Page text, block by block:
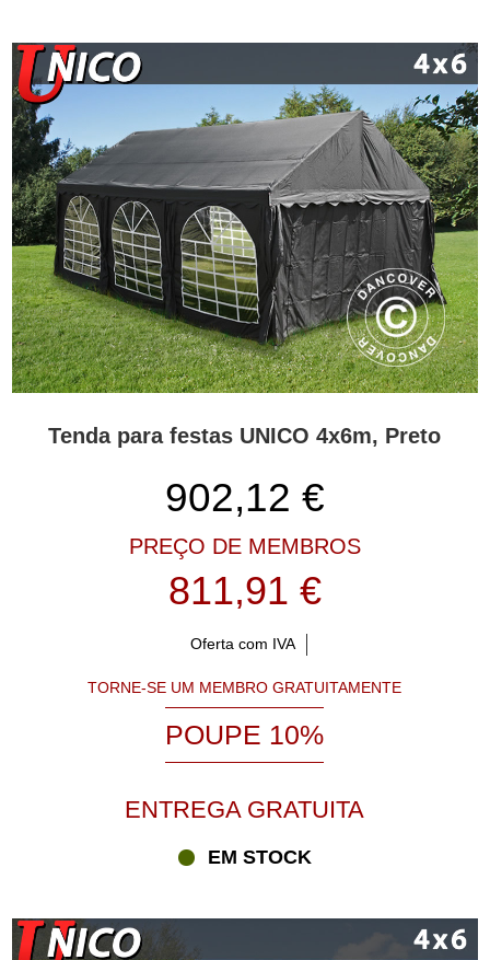
Tenda para festas UNICO 4x6m, Preto
902,12 €
PREÇO DE MEMBROS
811,91 €
Oferta com IVA
TORNE-SE UM MEMBRO GRATUITAMENTE
POUPE 10%
ENTREGA GRATUITA
EM STOCK